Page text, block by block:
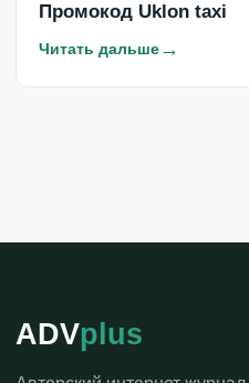
Промокод Uklon taxi
Читать дальше→
ADVplus